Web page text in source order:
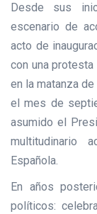
Desde sus
escenario de
acto de
con una
en la matanza
el mes de
asumido el
multitudinario
Española.
En años
políticos: